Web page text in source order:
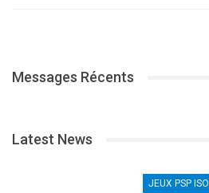
Messages Récents
Latest News
JEUX PSP ISO